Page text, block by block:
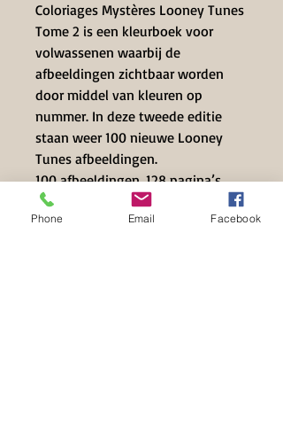
Coloriages Mystères Looney Tunes
Tome 2 is een kleurboek voor
volwassenen waarbij de
afbeeldingen zichtbaar worden
door middel van kleuren op
nummer. In deze tweede editie
staan weer 100 nieuwe Looney
Tunes afbeeldingen.
100 afbeeldingen, 128 pagina’s.
Franstalig.
Phone Email Facebook